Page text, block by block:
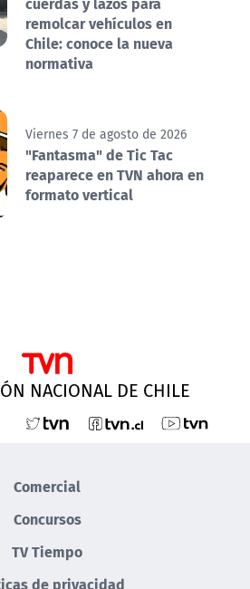
remolcar vehículos en
Chile: conoce la nueva
normativa
Viernes 7 de agosto de 2026
"Fantasma" de Tic Tac
reaparece en TVN ahora en
formato vertical
NACIONAL DE CHILE
Comercial
Concursos
TV Tiempo
de privacidad